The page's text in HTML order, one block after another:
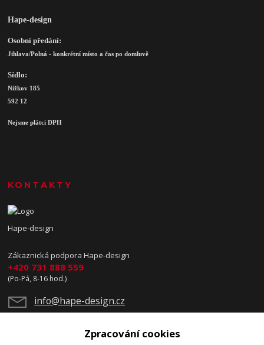
Hape-design
Osobní předání:
Jihlava/Polná - konkrétní místo a čas po domluvě
Sídlo:
Nížkov 185
592 12
Nejsme plátci DPH
KONTAKTY
Hape-design
Zákaznická podpora Hape-design
+420 731 888 559
(Po-Pá, 8-16 hod.)
info@hape-design.cz
Zpracování cookies